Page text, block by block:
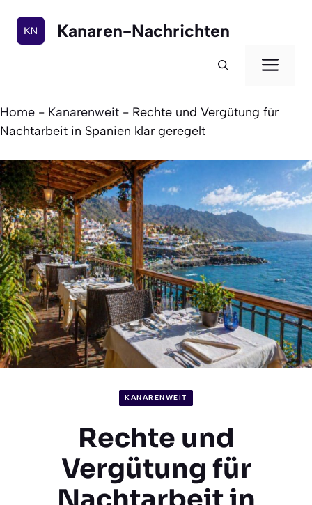
Inhalt
springen
Kanaren-Nachrichten
Home - Kanarenweit - Rechte und Vergütung für
Nachtarbeit in Spanien klar geregelt
KANARENWEIT
Rechte und
Vergütung für